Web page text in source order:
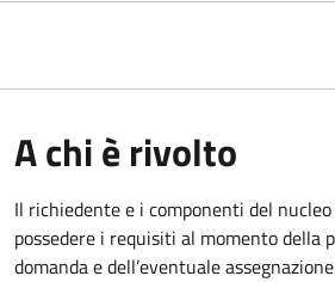
A chi è rivolto
Il richiedente e i componenti del
possedere i requisiti al momento della
domanda e dell’eventuale